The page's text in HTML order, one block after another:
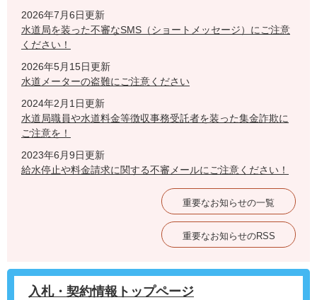
2026年7月6日更新
水道局を装った不審なSMS（ショートメッセージ）にご注意
ください！
2026年5月15日更新
水道メーターの盗難にご注意ください
2024年2月1日更新
水道局職員や水道料金等徴収事務受託者を装った集金詐欺に
ご注意を！
2023年6月9日更新
給水停止や料金請求に関する不審メールにご注意ください！
重要なお知らせの一覧
重要なお知らせのRSS
入札・契約情報トップページ